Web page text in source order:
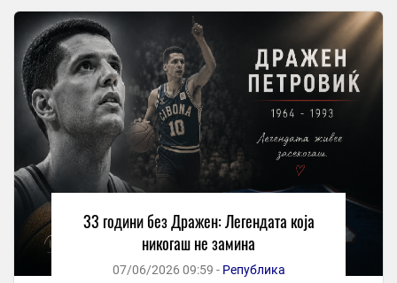
33 години без Дражен: Легендата која
никогаш не замина
07/06/2026 09:59 - Република